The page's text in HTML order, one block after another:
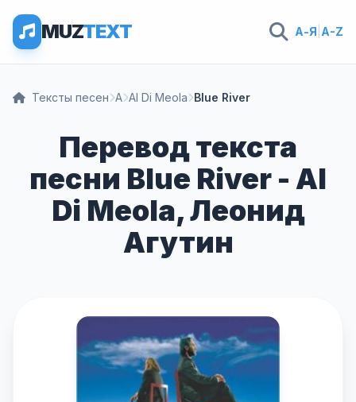
MUZTEXT А-Я A-Z
Тексты песен A Al Di Meola Blue River
Перевод текста
песни Blue River - Al
Di Meola, Леонид
Агутин